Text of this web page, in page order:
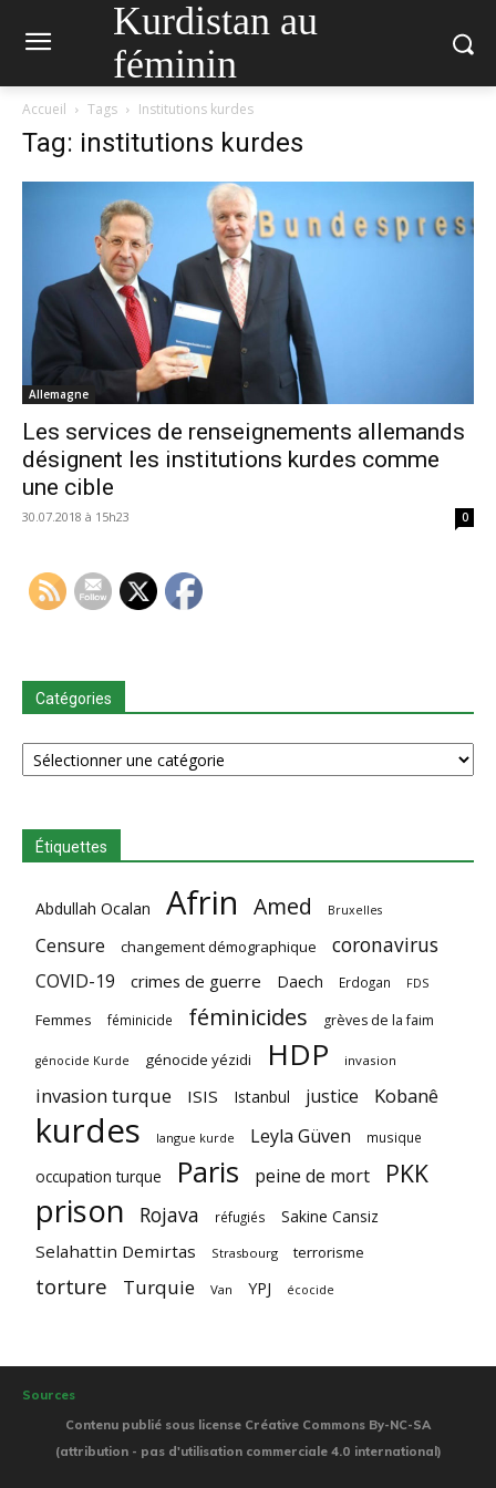
Kurdistan au
féminin
Accueil Tags Institutions kurdes
Tag: institutions kurdes
Allemagne
Les services de renseignements allemands
désignent les institutions kurdes comme
une cible
30.07.2018 à 15h23 0
Catégories
Catégories
Étiquettes
Abdullah Ocalan Afrin Amed Bruxelles
Censure changement démographique coronavirus
COVID-19 crimes de guerre Daech Erdogan FDS
Femmes féminicide féminicides grèves de la faim
génocide Kurde génocide yézidi HDP invasion
invasion turque ISIS Istanbul justice Kobanê
kurdes langue kurde Leyla Güven musique
occupation turque Paris peine de mort PKK
prison Rojava réfugiés Sakine Cansiz
Selahattin Demirtas Strasbourg terrorisme
torture Turquie Van YPJ écocide
Sources
Contenu publié sous license Créative Commons By-NC-SA
(attribution - pas d'utilisation commerciale 4.0 international)